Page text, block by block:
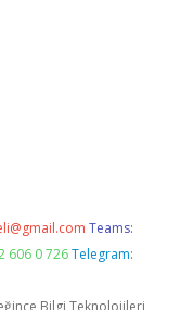
Teams:
606 0 726 Telegram:
Bilgi Teknolojileri